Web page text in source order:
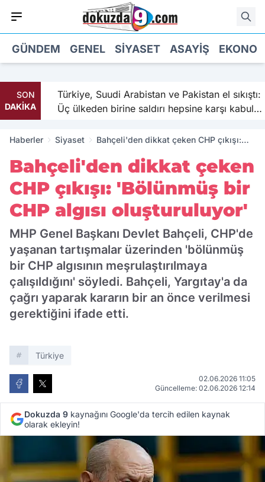
GÜNDEM GENEL SIYASET ASAYIŞ
SON
DAKİKA
Türkiye, Suudi Arabistan ve Pakistan el sıkıştı:
Üç ülkeden birine saldırı hepsine karşı kabul
Haberler Siyaset
Bahçeli'den dikkat çeken CHP çıkışı:
Bahçeli'den dikkat çeken
CHP çıkışı: 'Bölünmüş bir
CHP algısı oluşturuluyor'
MHP Genel Başkanı Devlet Bahçeli, CHP'de
yaşanan tartışmalar üzerinden 'bölünmüş
bir CHP algısının meşrulaştırılmaya
çalışıldığını' söyledi. Bahçeli, Yargıtay'a da
çağrı yaparak kararın bir an önce verilmesi
gerektiğini ifade etti.
Türkiye
02.06.2026 11:05
Güncelleme: 02.06.2026 12:14
Dokuzda 9 kaynağını Google'da tercih edilen kaynak
olarak ekleyin!